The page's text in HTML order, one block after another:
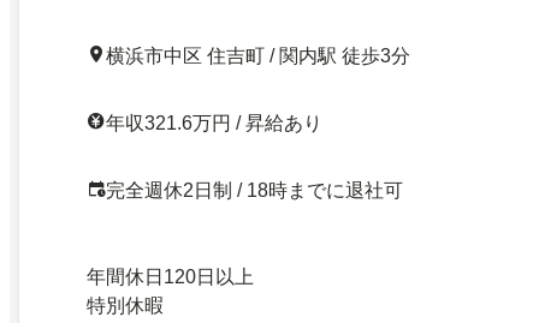
横浜市中区 住吉町 / 関内駅 徒歩3分
年収321.6万円 / 昇給あり
完全週休2日制 / 18時までに退社可
年間休日120日以上
特別休暇